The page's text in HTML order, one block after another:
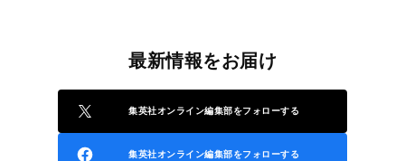
最新情報をお届け
集英社オンライン編集部をフォローする
集英社オンライン編集部をフォローする